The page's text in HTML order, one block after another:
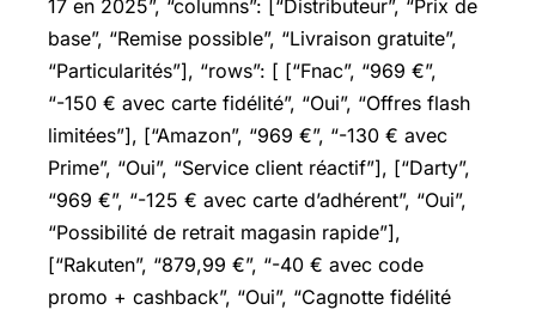
17 en 2025”, “columns”: [“Distributeur”, “Prix de
base”, “Remise possible”, “Livraison gratuite”,
“Particularités”], “rows”: [ [“Fnac”, “969 €”,
“-150 € avec carte fidélité”, “Oui”, “Offres flash
limitées”], [“Amazon”, “969 €”, “-130 € avec
Prime”, “Oui”, “Service client réactif”], [“Darty”,
“969 €”, “-125 € avec carte d’adhérent”, “Oui”,
“Possibilité de retrait magasin rapide”],
[“Rakuten”, “879,99 €”, “-40 € avec code
promo + cashback”, “Oui”, “Cagnotte fidélité